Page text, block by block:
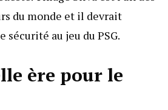
du monde et il devrait
sécurité au jeu du PSG.
ère pour le